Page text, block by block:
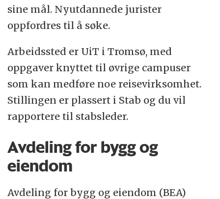
sine mål. Nyutdannede jurister
oppfordres til å søke.
Arbeidssted er UiT i Tromsø, med
oppgaver knyttet til øvrige campuser
som kan medføre noe reisevirksomhet.
Stillingen er plassert i Stab og du vil
rapportere til stabsleder.
Avdeling for bygg og
eiendom
Avdeling for bygg og eiendom (BEA)